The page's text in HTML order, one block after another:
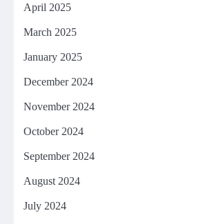
April 2025
March 2025
January 2025
December 2024
November 2024
October 2024
September 2024
August 2024
July 2024